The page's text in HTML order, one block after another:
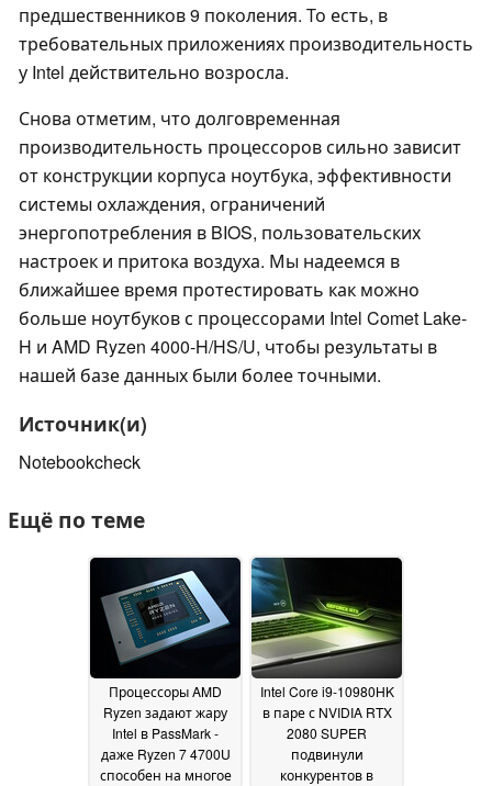
предшественников 9 поколения. То есть, в
требовательных приложениях производительность
у Intel действительно возросла.
Снова отметим, что долговременная
производительность процессоров сильно зависит
от конструкции корпуса ноутбука, эффективности
системы охлаждения, ограничений
энергопотребления в BIOS, пользовательских
настроек и притока воздуха. Мы надеемся в
ближайшее время протестировать как можно
больше ноутбуков с процессорами Intel Comet Lake-
H и AMD Ryzen 4000-H/HS/U, чтобы результаты в
нашей базе данных были более точными.
Источник(и)
Notebookcheck
Ещё по теме
Процессоры AMD
Ryzen задают жару
Intel в PassMark -
даже Ryzen 7 4700U
способен на многое
Intel Core i9-10980HK
в паре с NVIDIA RTX
2080 SUPER
подвинули
конкурентов в